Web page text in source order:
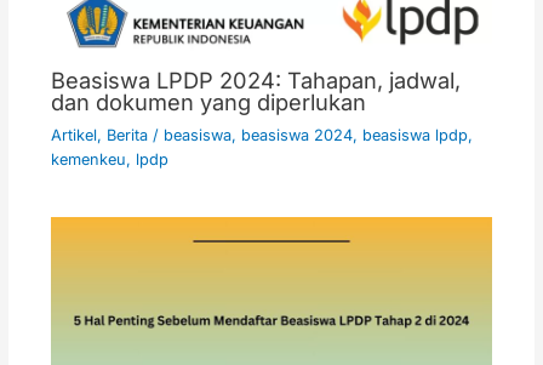
Beasiswa LPDP 2024: Tahapan, jadwal,
dan dokumen yang diperlukan
Artikel, Berita/ beasiswa, beasiswa 2024, beasiswa lpdp,
kemenkeu, lpdp